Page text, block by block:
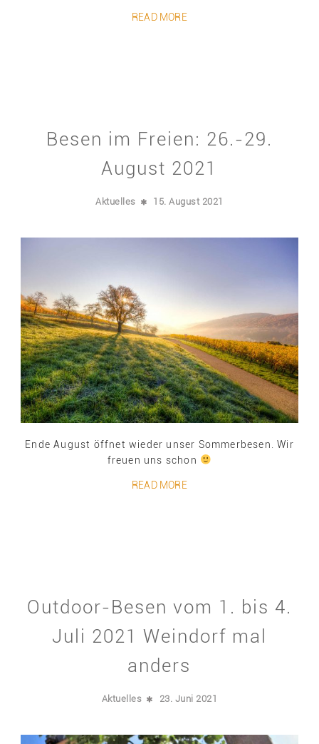
READ MORE
Besen im Freien: 26.-29.
August 2021
Aktuelles 15. August 2021
Ende August öffnet wieder unser Sommerbesen. Wir
freuen uns schon
READ MORE
Outdoor-Besen vom 1. bis 4.
Juli 2021 Weindorf mal
anders
Aktuelles 23. Juni 2021